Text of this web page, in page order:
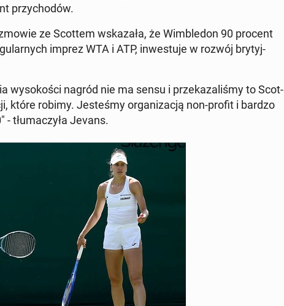
przy­cho­dów.
ze Scottem wska­za­ła, że Wim­ble­don 90 procent
imprez WTA i ATP, in­we­stu­je w rozwój bry­tyj­
wy­so­ko­ści nagród nie ma sensu i prze­ka­za­li­śmy to Scot­
które robimy. Je­ste­śmy or­ga­ni­za­cją non-profit i bardzo
tłu­ma­czy­ła Jevans.